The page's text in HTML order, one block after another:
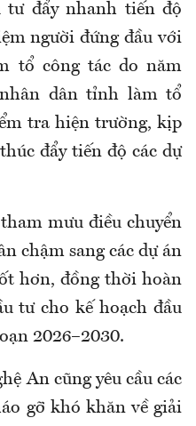
tư đẩy nhanh tiến độ
người đứng đầu với
tổ công tác do năm
dân tỉnh làm tổ
tra hiện trường, kịp
đẩy tiến độ các dự
mưu điều chuyển
chậm sang các dự án
hơn, đồng thời hoàn
tư cho kế hoạch đầu
2026–2030.
An cũng yêu cầu các
gỡ khó khăn về giải